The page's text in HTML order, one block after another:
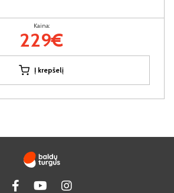
Kaina:
229€
Į krepšelį